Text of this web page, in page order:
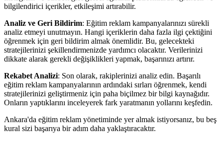
bilgilendirici içerikler, etkileşimi artırabilir.
Analiz ve Geri Bildirim: Eğitim reklam kampanyalarınızı sürekli
analiz etmeyi unutmayın. Hangi içeriklerin daha fazla ilgi çektiğini
öğrenmek için geri bildirim almak önemlidir. Bu, gelecekteki
stratejilerinizi şekillendirmenizde yardımcı olacaktır. Verilerinizi
dikkate alarak gerekli değişiklikleri yapmak, başarınızı artırır.
Rekabet Analizi: Son olarak, rakiplerinizi analiz edin. Başarılı
eğitim reklam kampanyalarının ardındaki sırları öğrenmek, kendi
stratejilerinizi geliştirmeniz için paha biçilmez bir bilgi kaynağıdır.
Onların yaptıklarını inceleyerek fark yaratmanın yollarını keşfedin.
Ankara'da eğitim reklam yönetiminde yer almak istiyorsanız, bu beş
kural sizi başarıya bir adım daha yaklaştıracaktır.